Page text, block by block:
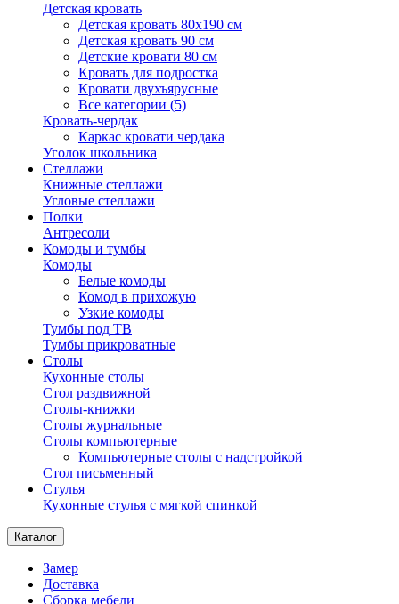
Детская кровать
Детская кровать 80х190 см
Детская кровать 90 см
Детские кровати 80 см
Кровать для подростка
Кровати двухъярусные
Все категории (5)
Кровать-чердак
Каркас кровати чердака
Уголок школьника
Стеллажи
Книжные стеллажи
Угловые стеллажи
Полки
Антресоли
Комоды и тумбы
Комоды
Белые комоды
Комод в прихожую
Узкие комоды
Тумбы под ТВ
Тумбы прикроватные
Столы
Кухонные столы
Стол раздвижной
Столы-книжки
Столы журнальные
Столы компьютерные
Компьютерные столы с надстройкой
Стол письменный
Стулья
Кухонные стулья с мягкой спинкой
Каталог
Замер
Доставка
Сборка мебели